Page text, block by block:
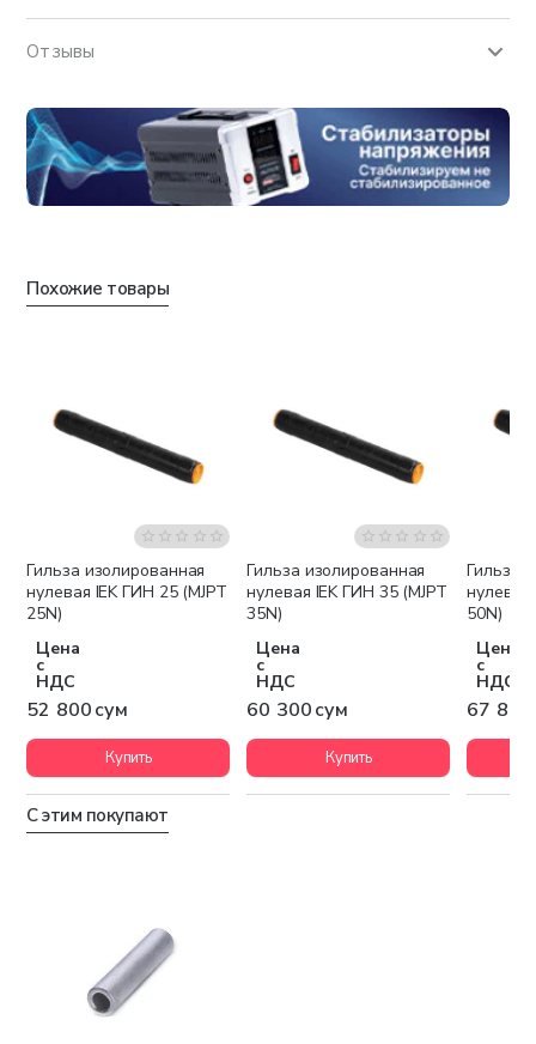
Отзывы
Похожие товары
Гильза изолированная
нулевая IEK ГИН 25 (MJPT
25N)
Цена
с
НДС
52 800 сум
Купить
Гильза изолированная
нулевая IEK ГИН 35 (MJPT
35N)
Цена
с
НДС
60 300 сум
Купить
Гильза
нулевая
50N)
Цена
с
НДС
67 800
С этим покупают